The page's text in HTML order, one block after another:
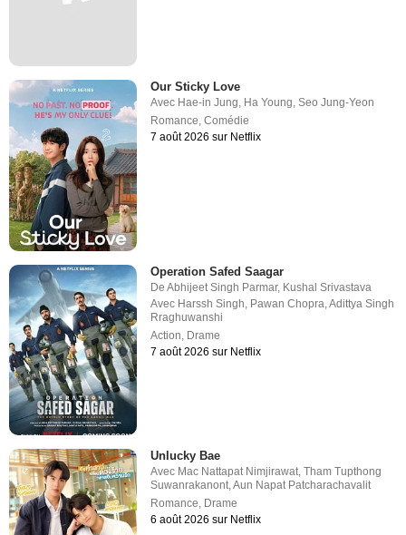
Our Sticky Love
Avec Hae-in Jung, Ha Young,Seo Jung-Yeon
Romance,Comédie
7 août 2026 sur Netflix
Operation Safed Saagar
DeAbhijeet Singh Parmar, Kushal Srivastava
Avec Harssh Singh Pawan Chopra ,Adittya Singh
Rraghuwanshi
Action Drame
7 août 2026 sur Netflix
Unlucky Bae
Avec Mac Nattapat Nimjirawat,Tham Tupthong
Suwanrakanont,Aun Napat Patcharachavalit
Romance, Drame
6 août 2026 sur Netflix